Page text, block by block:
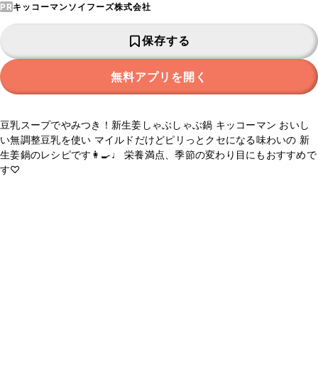
PR キッコーマンソイフーズ株式会社
保存する
無料アプリを開く
豆乳スープでやみつき！新生姜しゃぶしゃぶ鍋 キッコーマン おいし
い無調整豆乳を使い マイルドだけどピリっとクセになる味わいの 新
生姜鍋のレシピです👩‍🍳♩ 栄養満点、季節の変わり目にもおすすめで
す♡